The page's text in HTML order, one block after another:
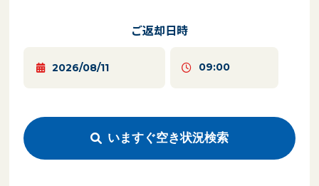
ご返却日時
いますぐ空き状況検索